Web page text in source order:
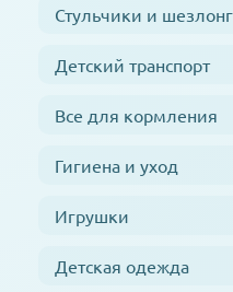
Стульчики и
Детский транспорт
Все для кормления
Гигиена и уход
Игрушки
Детская одежда